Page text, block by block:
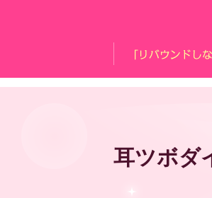
耳ツボダ